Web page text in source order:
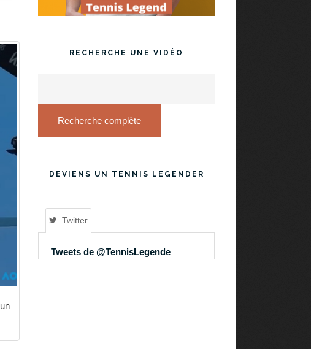
RECHERCHE UNE VIDÉO
Recherche complète
DEVIENS UN TENNIS LEGENDER
Twitter
Tweets de @TennisLegende